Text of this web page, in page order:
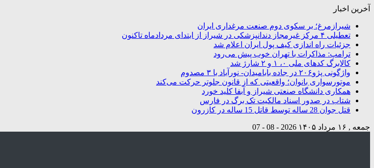
آخرین اخبار
شیرازمرغ؛ بر سکوی دوم صنعت مرغداری ایران
تعطیلی ۴ مرکز غیرمجاز دندانپزشکی در شیراز از ابتدای مردادماه تاکنون
جزئیات راه اندازی کیف پول ایران اعلام شد
ترامپ: مذاکرات با تهران خوب پیش می‌رود
کالابرگ کدهای ملی ۰، ۱ و ۲ شارژ شد
واژگونی پژو۲۰۶ در جاده بابامیدان- نورآباد با ۳ مصدوم
موتورسواری بانوان؛ واقعیتی که از قانون جلوتر حرکت می‌کند
همکاری دانشگاه صنعتی شیراز و آبفا کلید خورد
شتاب در صدور اسناد مالکیت تک برگ در فارس
قتل جوان 28 ساله توسط قاتل 15 ساله در کازرون
جمعه , ۱۶ مرداد ۱۴۰۵ 2026 - 08 - 07